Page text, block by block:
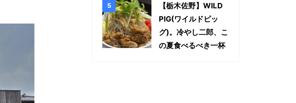
【栃木佐野】WILD
PIG(ワイルドピッ
グ)。冷やし二郎、こ
の夏食べるべき一杯